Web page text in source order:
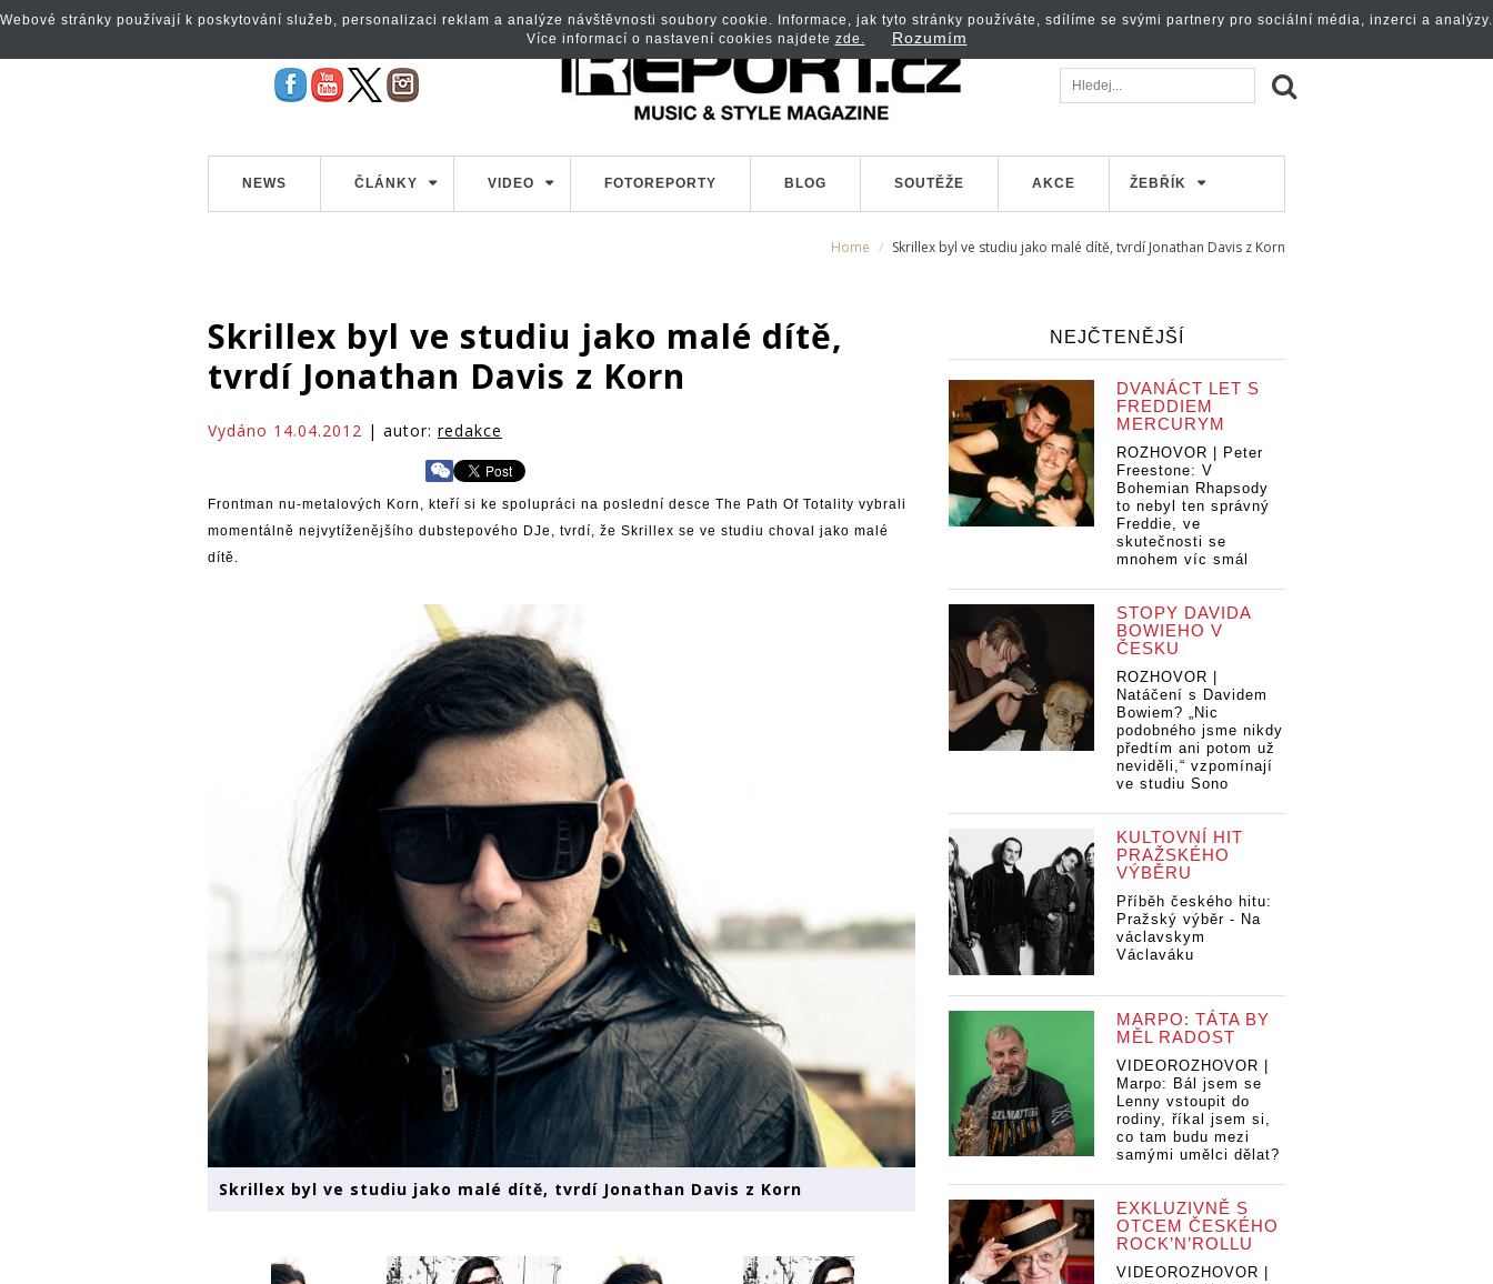
NEWS ČLÁNKY VIDEO FOTOREPORTY BLOG SOUTĚŽE AKCE ŽEBŘÍK
Home Skrillex byl ve studiu jako malé dítě, tvrdí Jonathan Davis z Korn
Skrillex byl ve studiu jako malé dítě,
tvrdí Jonathan Davis z Korn
Vydáno 14.04.2012 | autor: redakce
Frontman nu-metalových Korn, kteří si ke spolupráci na poslední desce The Path Of Totality vybrali
momentálně nejvytíženějšího dubstepového DJe, tvrdí, že Skrillex se ve studiu choval jako malé
dítě.
Skrillex byl ve studiu jako malé dítě, tvrdí Jonathan Davis z Korn
NEJČTENĚJŠÍ
DVANÁCT LET S
FREDDIEM
MERCURYM
ROZHOVOR | Peter
Freestone: V
Bohemian Rhapsody
to nebyl ten správný
Freddie, ve
skutečnosti se
mnohem víc smál
STOPY DAVIDA
BOWIEHO V
ČESKU
ROZHOVOR |
Natáčení s Davidem
Bowiem? „Nic
podobného jsme nikdy
předtím ani potom už
neviděli,“ vzpomínají
ve studiu Sono
KULTOVNÍ HIT
PRAŽSKÉHO
VÝBĚRU
Příběh českého hitu:
Pražský výběr - Na
václavskym
Václaváku
MARPO: TÁTA BY
MĚL RADOST
VIDEOROZHOVOR |
Marpo: Bál jsem se
Lenny vstoupit do
rodiny, říkal jsem si,
co tam budu mezi
samými umělci dělat?
EXKLUZIVNĚ S
OTCEM ČESKÉHO
ROCK’N’ROLLU
VIDEOROZHOVOR |
Webové stránky používají k poskytování služeb, personalizaci reklam a analýze návštěvnosti soubory cookie. Informace, jak tyto stránky používáte, sdílíme se svými partnery pro sociální média, inzerci a analýzy.
Více informací o nastavení cookies najdete zde. Rozumím